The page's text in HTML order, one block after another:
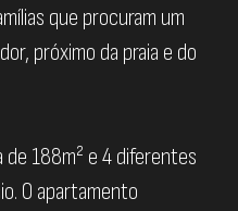
que procuram um
próximo da praia e do
de 188m² e 4 diferentes
O apartamento